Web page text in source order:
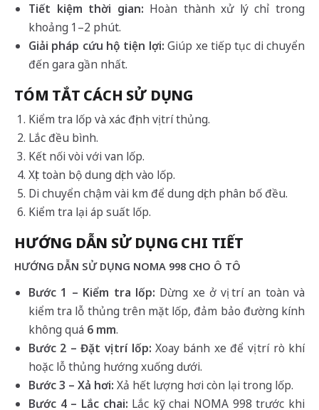
Tiết kiệm thời gian: Hoàn thành xử lý chỉ trong
khoảng 1–2 phút.
Giải pháp cứu hộ tiện lợi: Giúp xe tiếp tục di chuyển
đến gara gần nhất.
TÓM TẮT CÁCH SỬ DỤNG
Kiểm tra lốp và xác định vị trí thủng.
Lắc đều bình.
Kết nối vòi với van lốp.
Xịt toàn bộ dung dịch vào lốp.
Di chuyển chậm vài km để dung dịch phân bố đều.
Kiểm tra lại áp suất lốp.
HƯỚNG DẪN SỬ DỤNG CHI TIẾT
HƯỚNG DẪN SỬ DỤNG NOMA 998 CHO Ô TÔ
Bước 1 – Kiểm tra lốp: Dừng xe ở vị trí an toàn và
kiểm tra lỗ thủng trên mặt lốp, đảm bảo đường kính
không quá 6 mm.
Bước 2 – Đặt vị trí lốp: Xoay bánh xe để vị trí rò khí
hoặc lỗ thủng hướng xuống dưới.
Bước 3 – Xả hơi: Xả hết lượng hơi còn lại trong lốp.
Bước 4 – Lắc chai: Lắc kỹ chai NOMA 998 trước khi